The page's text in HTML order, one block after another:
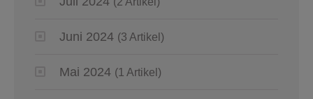
Juni 2024 (3 Artikel)
Mai 2024 (1 Artikel)